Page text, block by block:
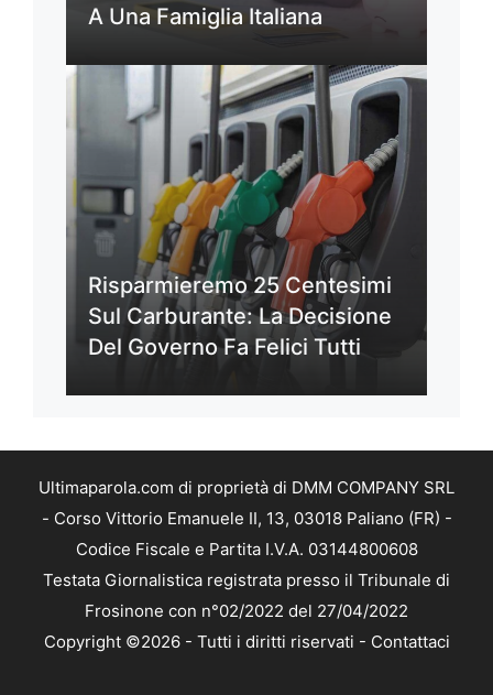
A Una Famiglia Italiana
Risparmieremo 25 Centesimi
Sul Carburante: La Decisione
Del Governo Fa Felici Tutti
Ultimaparola.com di proprietà di DMM COMPANY SRL
- Corso Vittorio Emanuele II, 13, 03018 Paliano (FR) -
Codice Fiscale e Partita I.V.A. 03144800608
Testata Giornalistica registrata presso il Tribunale di
Frosinone con n°02/2022 del 27/04/2022
Copyright ©2026 - Tutti i diritti riservati - Contattaci